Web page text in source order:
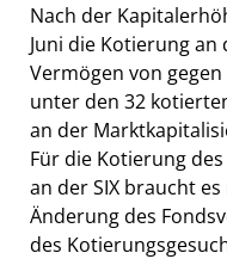
Nach der
Juni die Kotierung an
Vermögen von
unter den 32
an der
Für die Kotierung
an der SIX braucht
Änderung des
des